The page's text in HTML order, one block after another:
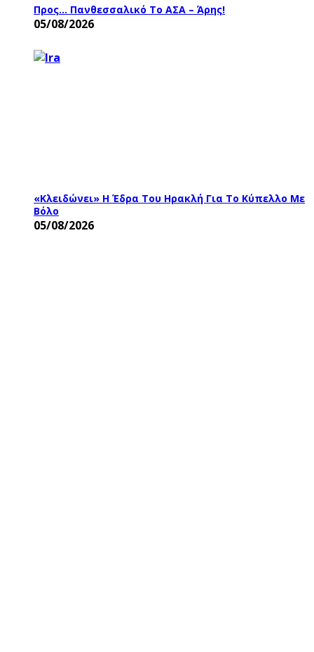
Προς… Πανθεσσαλικό Το ΑΣΑ – Άρης!
05/08/2026
«Κλειδώνει» Η Έδρα Του Ηρακλή Για Το Κύπελλο Με
Βόλο
05/08/2026